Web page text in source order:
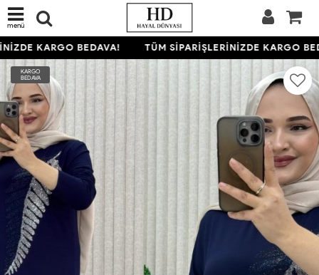
menü
KARGO BEDAVA! TÜM SİPARİŞLERİNİZDE KARGO
KARGO
BEDAVA